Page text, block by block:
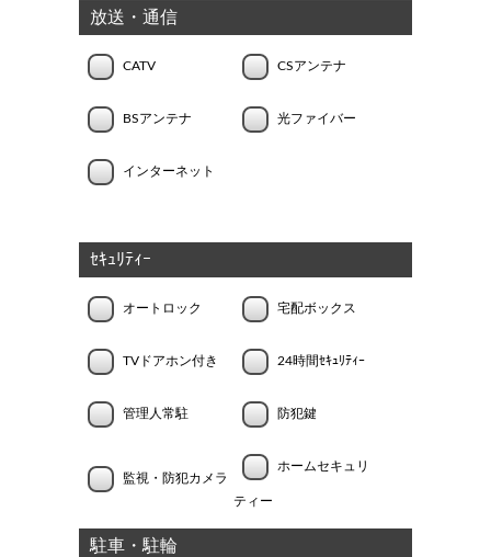
放送・通信
CATV CSアンテナ
BSアンテナ 光ファイバー
インターネット
ｾｷｭﾘﾃｨｰ
オートロック 宅配ボックス
TVドアホン付き 24時間ｾｷｭﾘﾃｨｰ
管理人常駐 防犯鍵
監視・防犯カメラ
ホームセキュリ
ティー
駐車・駐輪